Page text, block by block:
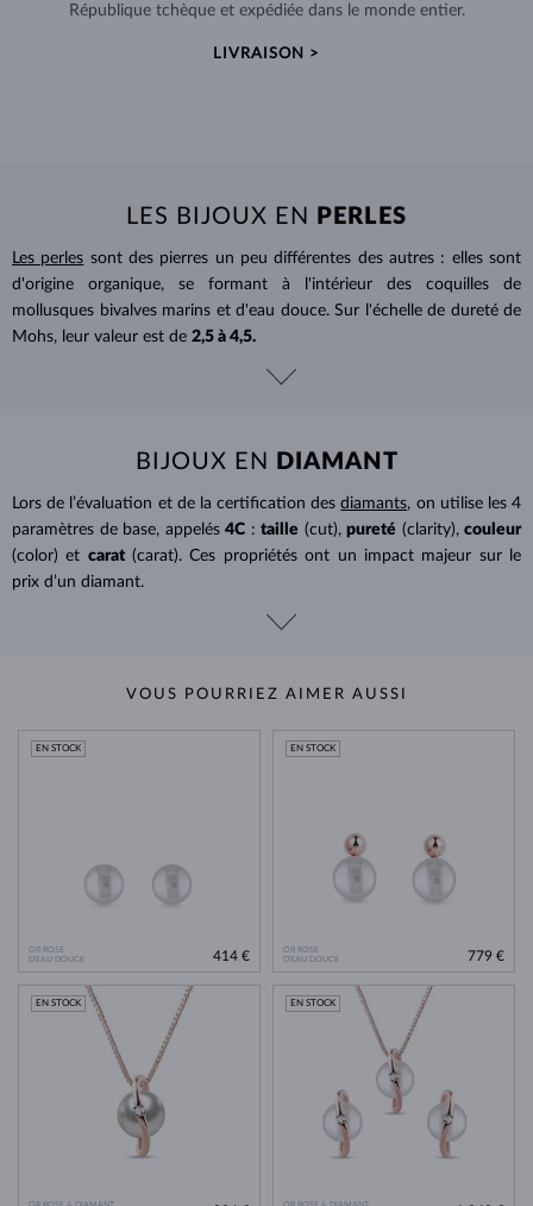
République tchèque et expédiée dans le monde entier.
LIVRAISON >
LES BIJOUX EN PERLES
Les perles sont des pierres un peu différentes des autres : elles sont
d'origine organique, se formant à l'intérieur des coquilles de
mollusques bivalves marins et d'eau douce. Sur l'échelle de dureté de
Mohs, leur valeur est de 2,5 à 4,5.
BIJOUX EN DIAMANT
Lors de l’évaluation et de la certification desdiamants, on utilise les 4
paramètres de base, appelés 4C : taille (cut), pureté (clarity), couleur
(color) et carat (carat). Ces propriétés ont un impact majeur sur le
prix d’un diamant.
VOUS POURRIEZ AIMER AUSSI
OR ROSE
D'EAU DOUCE
EN STOCK
414 €
OR ROSE
D'EAU DOUCE
EN STOCK
779 €
OR ROSE & DIAMANT
EN STOCK
OR ROSE & DIAMANT
EN STOCK